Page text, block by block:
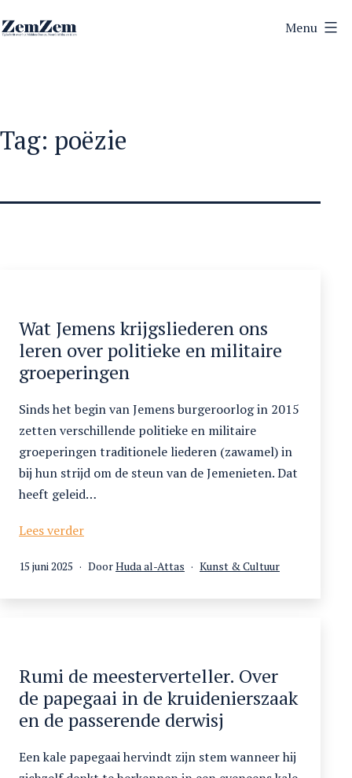
naar
Menu
Tag: poëzie
Wat Jemens krijgsliederen ons
leren over politieke en militaire
groeperingen
Sinds het begin van Jemens burgeroorlog in 2015
zetten verschillende politieke en militaire
groeperingen traditionele liederen (zawamel) in
bij hun strijd om de steun van de Jemenieten. Dat
heeft geleid…
Lees verderWat
krijgsliederen
militaire
groeperingen
Gepubliceerd
15 juni 2025 DoorHuda al-Attas
Gecategoriseerd
Kunst & Cultuur
Rumi de meesterverteller. Over
de papegaai in de kruidenierszaak
en de passerende derwisj
Een kale papegaai hervindt zijn stem wanneer hij